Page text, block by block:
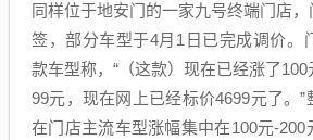
同样位于地安门的一家九号终端门店
签，部分车型于4月1日已完成调价。
款车型称，“（这款）现在已经涨了
99元，现在网上已经标价4699元了。
在门店主流车型涨幅集中在100元-